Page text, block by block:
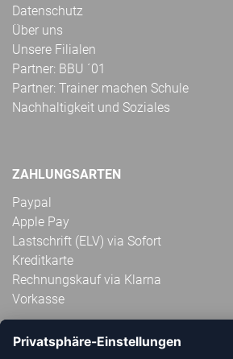
Datenschutz
Über uns
Unsere Filialen
Partner: BBU ´01
Partner: Trainer machen Schule
Nachhaltigkeit und Soziales
ZAHLUNGSARTEN
Paypal
Apple Pay
Lastschrift (ELV) via Sofort
Kreditkarte
Rechnungskauf via Klarna
Vorkasse
ABONNIERE JETZT DEN KOSTENLOSEN